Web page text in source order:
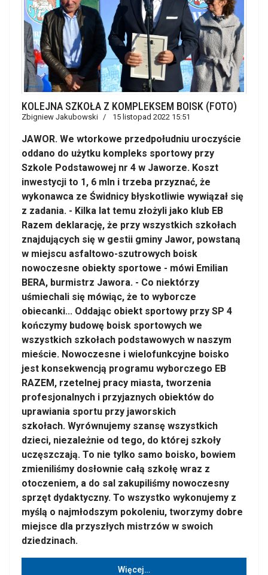
KOLEJNA SZKOŁA Z KOMPLEKSEM BOISK (FOTO)
Zbigniew Jakubowski 15 listopad 2022 15:51
JAWOR. We wtorkowe przedpołudniu uroczyście
oddano do użytku kompleks sportowy przy
Szkole Podstawowej nr 4 w Jaworze. Koszt
inwestycji to 1, 6 mln i trzeba przyznać, że
wykonawca ze Świdnicy błyskotliwie wywiązał się
z zadania. - Kilka lat temu złożyli jako klub EB
Razem deklarację, że przy wszystkich szkołach
znajdujących się w gestii gminy Jawor, powstaną
w miejscu asfaltowo-szutrowych boisk
nowoczesne obiekty sportowe - mówi Emilian
BERA, burmistrz Jawora. - Co niektórzy
uśmiechali się mówiąc, że to wyborcze
obiecanki... Oddając obiekt sportowy przy SP 4
kończymy budowę boisk sportowych we
wszystkich szkołach podstawowych w naszym
mieście. Nowoczesne i wielofunkcyjne boisko
jest konsekwencją programu wyborczego EB
RAZEM, rzetelnej pracy miasta, tworzenia
profesjonalnych i przyjaznych obiektów do
uprawiania sportu przy jaworskich
szkołach. Wyrównujemy szansę wszystkich
dzieci, niezależnie od tego, do której szkoły
uczęszczają. To nie tylko samo boisko, bowiem
zmieniliśmy dosłownie całą szkołę wraz z
otoczeniem, a do sal zakupiliśmy nowoczesny
sprzęt dydaktyczny. To wszystko wykonujemy z
myślą o najmłodszym pokoleniu, tworzymy dobre
miejsce dla przyszłych mistrzów w swoich
dziedzinach.
Więcej…